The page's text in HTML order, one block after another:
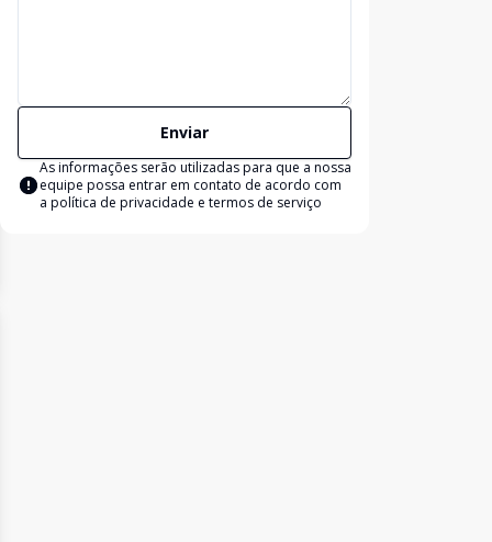
Enviar
As informações serão utilizadas para que a nossa
equipe possa entrar em contato de acordo com
a política de privacidade e termos de serviço